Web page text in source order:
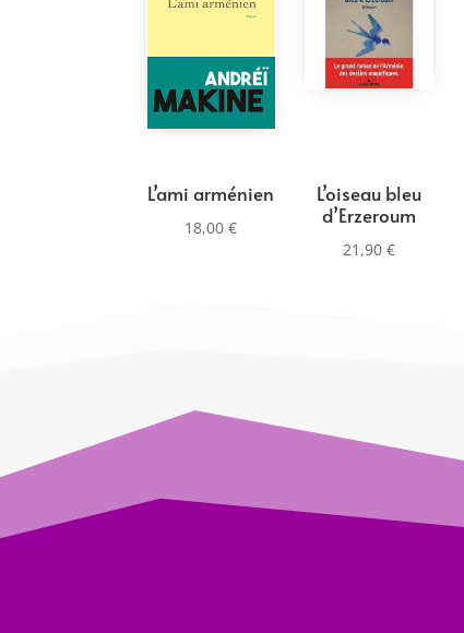
L’ami arménien
18,00€
L’oiseau bleu
d’Erzeroum
21,90€